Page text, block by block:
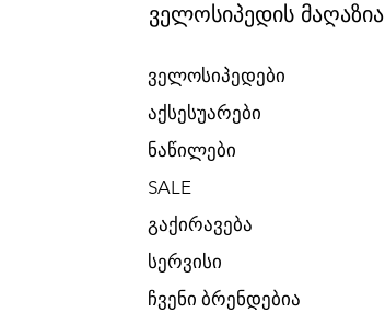
ველოსიპედის მაღაზია
ველოსიპედები
აქსესუარები
ნაწილები
SALE
გაქირავება​
​სერვისი
​ჩვენი ბრენდებია